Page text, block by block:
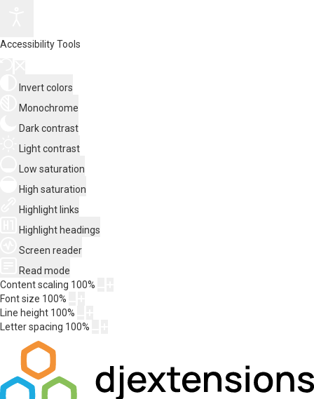
Accessibility Tools
Invert colors
Monochrome
Dark contrast
Light contrast
Low saturation
High saturation
Highlight links
Highlight headings
Screen reader
Read mode
Content scaling 100%
Font size 100%
Line height 100%
Letter spacing 100%